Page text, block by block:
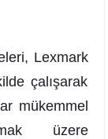
Lexmark
çalışarak
mükemmel
üzere